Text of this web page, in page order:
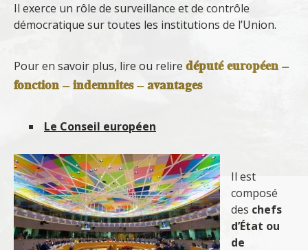
Il exerce un rôle de surveillance et de contrôle
démocratique sur toutes les institutions de l’Union.
Pour en savoir plus, lire ou relire député européen –
fonction – indemnites – avantages
Le Conseil européen
Il est
composé
des chefs
d’État ou
de